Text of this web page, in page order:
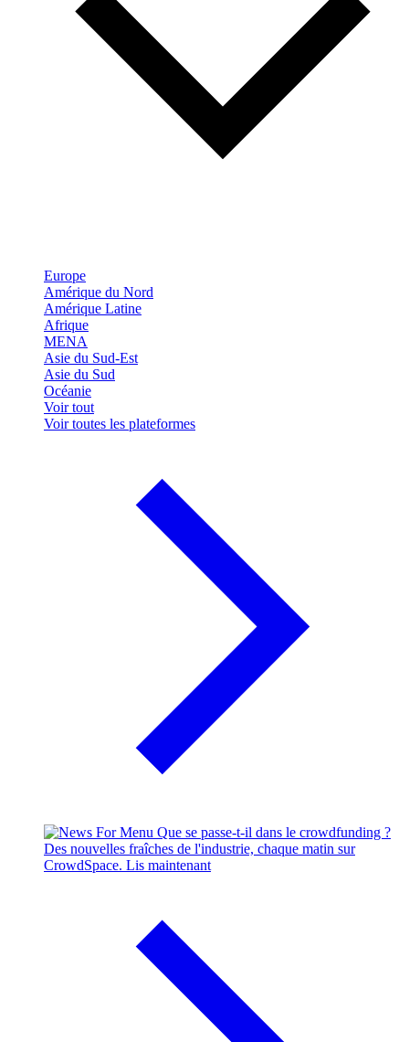
Europe
Amérique du Nord
Amérique Latine
Afrique
MENA
Asie du Sud-Est
Asie du Sud
Océanie
Voir tout
Voir toutes les plateformes
Que se passe-t-il dans le crowdfunding ?
Des nouvelles fraîches de l'industrie, chaque matin sur
CrowdSpace. Lis maintenant